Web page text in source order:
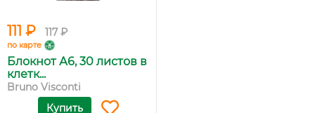
111 ₽ 117 ₽
по карте
Блокнот А6, 30 листов в
клетк...
Bruno Visconti
Купить